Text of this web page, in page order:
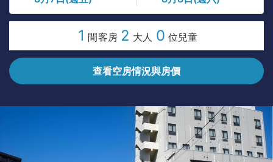
1 間客房 2 大人 0 位兒童
查看空房情況與房價